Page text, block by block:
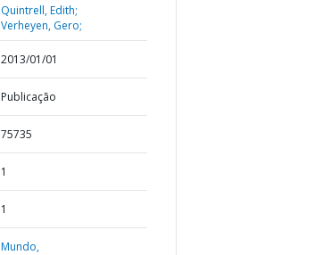
Quintrell, Edith;
Verheyen, Gero;
2013/01/01
Publicação
75735
1
1
Mundo,